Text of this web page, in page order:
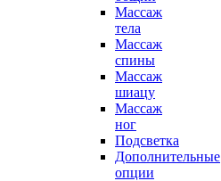
Массаж
тела
Массаж
спины
Массаж
шиацу
Массаж
ног
Подсветка
Дополнительные
опции